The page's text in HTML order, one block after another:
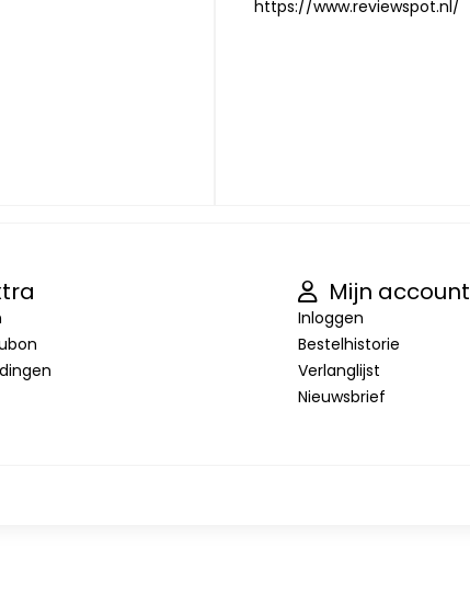
https://www.reviewspot.nl/
Mijn account
Inloggen
Bestelhistorie
Verlanglijst
Nieuwsbrief